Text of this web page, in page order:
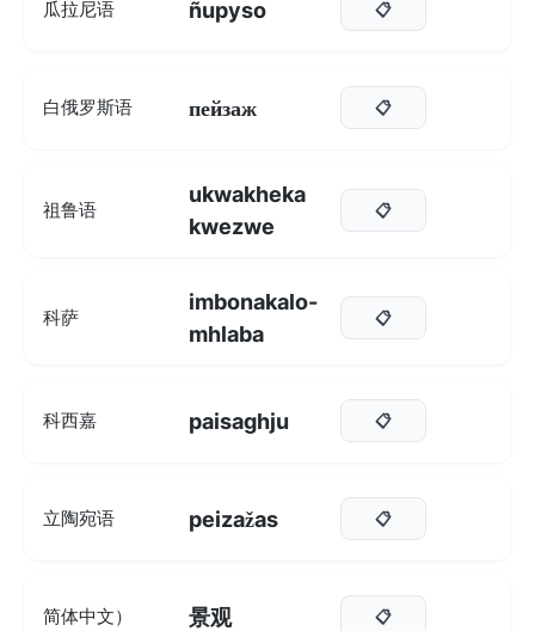
瓜拉尼语 ñupyso 📋
白俄罗斯语 пейзаж 📋
祖鲁语
ukwakheka
kwezwe
📋
科萨
imbonakalo-
mhlaba
📋
科西嘉 paisaghju 📋
立陶宛语 peizažas 📋
简体中文） 景观 📋